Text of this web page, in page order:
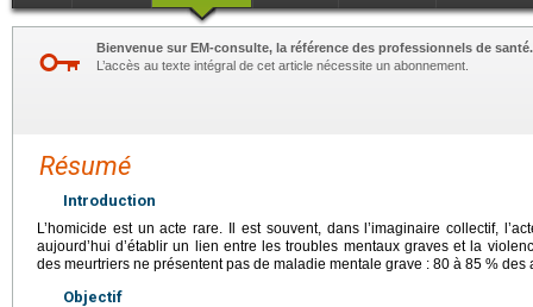
Bienvenue sur EM-consulte, la référence des professionnels de santé.
L’accès au texte intégral de cet article nécessite un abonnement.
Résumé
Introduction
L’homicide est un acte rare. Il est souvent, dans l’imaginaire collectif,
aujourd’hui d’établir un lien entre les troubles mentaux graves et la
des meurtriers ne présentent pas de maladie mentale grave : 80 à 85 % des
Objectif